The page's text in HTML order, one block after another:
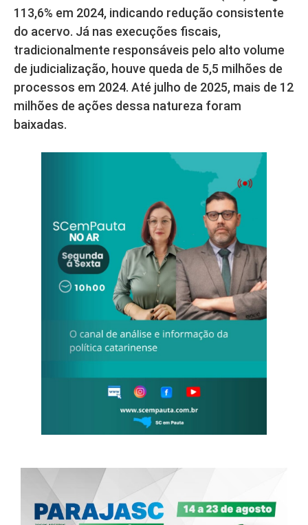
113,6% em 2024, indicando redução consistente
do acervo. Já nas execuções fiscais,
tradicionalmente responsáveis pelo alto volume
de judicialização, houve queda de 5,5 milhões de
processos em 2024. Até julho de 2025, mais de 12
milhões de ações dessa natureza foram
baixadas.